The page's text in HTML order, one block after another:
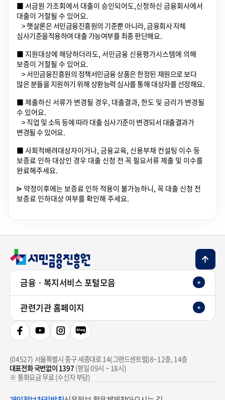
■ 서금원 가조회에서 대출이 승인되어도,신청하신 금융회사에서
대출이 거절될 수 있어요.
> 햇살론은 서민금융진흥원의 기준뿐 아니라, 금융회사 자체
심사기준을적용하여 대출 가능여부를 최종 판단해요.
■ 지원대상에 해당하더라도, 서민금융 신용평가시스템에 의해
보증이 거절될 수 있어요.
> 서민금융진흥원의 정책서민금융 상품은 한정된 재원으로 보다
많은 분들을 지원하기 위해 상환능력 심사를 통해 대상자를 선정해요.
■ 제출하신 서류가 변경될 경우, 대출결과, 한도 및 금리가 변경될
수 있어요.
> 직업 및 소득 등에 따라 대출 심사기준이 변경되서 대출결과가
변경될 수 있어요.
■ 사회적배려대상자이거나, 금융교육, 신용부채 컨설팅 이수 등
보증료 인하 대상인 경우 대출 신청 전 꼭 필요서류 제출 및 이수를
완료해주세요.
⩥ 약정이후에는 보증료 인하 적용이 불가능하니, 꼭 대출 신청 전
보증료 인하대상 여부를 확인해 주세요.
TOP 버튼
금융ㆍ복지서비스 포털모음
관련기관 홈페이지
페이스북 유튜브 인스타그램네이버 블로그
(04527) 서울특별시 중구 세종대로 14(그랜드센트럴)8~12층, 14층
대표전화 국번없이 1397 (평일 09시 ~ 18시)
※ 통화요금 무료 (수신자 부담)